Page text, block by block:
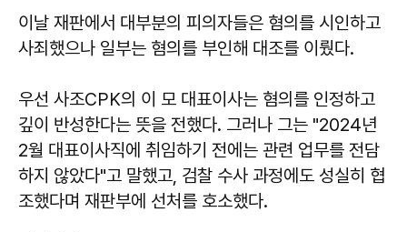
이날 재판에서 대부분의 피의자들은 혐의를 시인하고
사죄했으나 일부는 혐의를 부인해 대조를 이뤘다.
우선 사조CPK의 이 모 대표이사는 혐의를 인정하고
깊이 반성한다는 뜻을 전했다. 그러나 그는 "2024년
2월 대표이사직에 취임하기 전에는 관련 업무를 전담
하지 않았다"고 말했고, 검찰 수사 과정에도 성실히 협
조했다며 재판부에 선처를 호소했다.